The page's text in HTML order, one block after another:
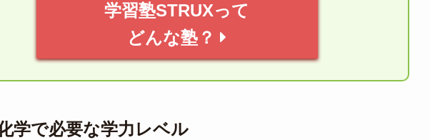
学習塾STRUXって
どんな塾？
学で必要な学力レベル